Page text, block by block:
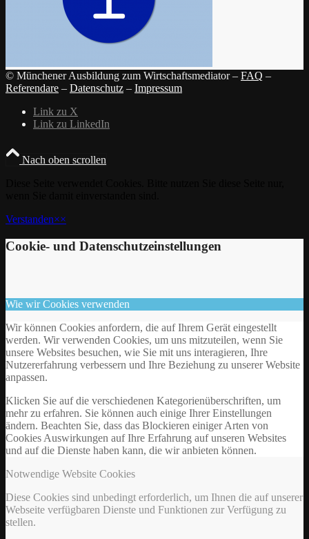
© Münchener Ausbildung zum Wirtschaftsmediator – FAQ –
Referendare – Datenschutz – Impressum
Link zu X
Link zu LinkedIn
Nach oben scrollen
Verstanden××
Cookie- und Datenschutzeinstellungen
Wie wir Cookies verwenden
Wir können Cookies anfordern, die auf Ihrem Gerät eingestellt
werden. Wir verwenden Cookies, um uns mitzuteilen, wenn Sie
unsere Websites besuchen, wie Sie mit uns interagieren, Ihre
Nutzererfahrung verbessern und Ihre Beziehung zu unserer Website
anpassen.
Klicken Sie auf die verschiedenen Kategorienüberschriften, um
mehr zu erfahren. Sie können auch einige Ihrer Einstellungen
ändern. Beachten Sie, dass das Blockieren einiger Arten von
Cookies Auswirkungen auf Ihre Erfahrung auf unseren Websites
und auf die Dienste haben kann, die wir anbieten können.
Notwendige Website Cookies
Diese Cookies sind unbedingt erforderlich, um Ihnen die auf unserer
Webseite verfügbaren Dienste und Funktionen zur Verfügung zu
stellen.